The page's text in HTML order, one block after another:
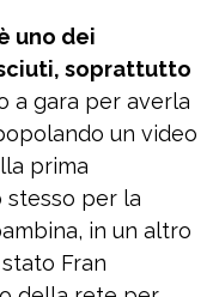
uno dei
soprattutto
a gara per averla
un video
prima
stesso per la
in un altro
Fran